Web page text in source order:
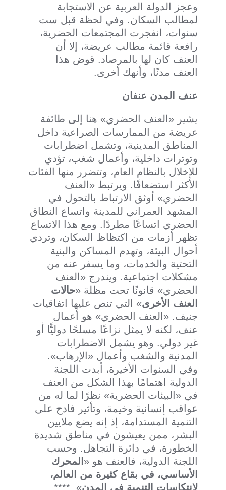
وعجز الدولة العربية عن الاستجابة
لمطالب السكان. وفي لحظة قبل ست
سنوات، انفجرت المجتمعات الحضرية،
رافعة قائمة مطالب عريضة، إلا أن
العنف كان لها بالمرصاد. قوض هذا
العنف مدنًا، وأنهك أخرى.
عنف المدن عنفان
يشير «العنف الحضري» هنا إلى طائفة
عريضة من الممارسات الصراعية داخل
المناطق المدينية، وتشمل اضطرابات
وتوترات داخلية، وأعمال شغب، تؤدي
للإخلال بالنظام العام، وتتضرر منها الفئات
الأكثر استضعافًا. ويرتبط «العنف
الحضري» أوثق الارتباط بالتحول في
المشهد العمراني للمدينة واتساع النطاق
الحضري اتساعًا مطردًا. ومع هذا الاتساع
تظهر أزمات من اكتظاظ السكان، وتردي
أحوال البيئة، وتهدم المساكن والبنية
التحتية والخدمات، وما يسفر عنه من
مشكلات اجتماعية. ويندرج «العنف
الحضري» قانونًا تحت مظلة «حالات
العنف الأخرى» التي تنص عليها اتفاقيات
جنيف. «العنف الحضري» هو أعمال
عنف، لكنه لا يمثل نزاعًا مسلحًا دوليًّا أو
غير دولي. وهو يشمل الاضطرابات
المدنية والشغب وأعمال «الإرهاب».
وفي السنوات الأخيرة، أبدت اللجنة
الدولية اهتمامًا بهذا الشكل من العنف
في «البيئات الحضرية» نظرًا لما له من
عواقب إنسانية وخيمة، وتأثير فادح على
التنمية المستدامة، إذ إنه يضع ملايين
البشر، ممن يعيشون في مناطق شديدة
الخطورة، في دائرة التجاهل. وحسب
اللجنة الدولية، فالعنف هو « المحرك
الأساسي، في بقاع كثيرة من العالم،
لانتكاسات التنمية في المدن». ****